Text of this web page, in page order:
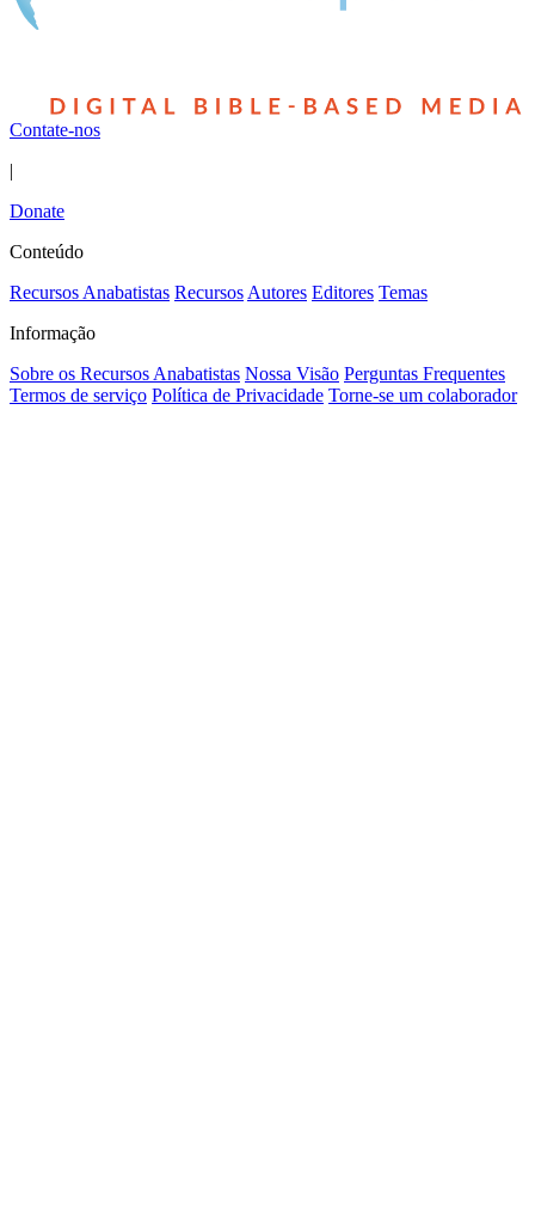
Contate-nos
|
Donate
Conteúdo
Recursos Anabatistas Recursos Autores Editores Temas
Informação
Sobre os Recursos Anabatistas Nossa Visão Perguntas Frequentes
Termos de serviço Política de Privacidade Torne-se um colaborador